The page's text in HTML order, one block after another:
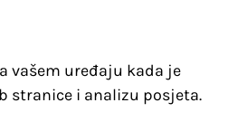
vašem uređaju kada je
stranice i analizu posjeta.